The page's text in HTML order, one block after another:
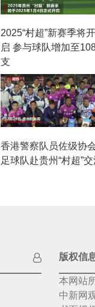
2025“村超”新赛季将开
启 参与球队增加至
支
香港警察队员佐级协
足球队赴贵州“村超”
版权信
本网站
中新网